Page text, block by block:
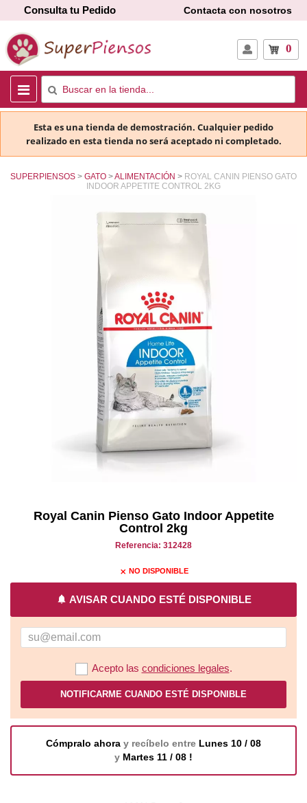
Consulta tu Pedido Contacta con nosotros
0
Esta es una tienda de demostración. Cualquier pedido
realizado en esta tienda no será aceptado ni completado.
SUPERPIENSOS GATO ALIMENTACIÓN
ROYAL CANIN PIENSO GATO
INDOOR APPETITE CONTROL 2KG
Royal Canin Pienso Gato Indoor Appetite
Control 2kg
Referencia: 312428
close NO DISPONIBLE
notifications AVISAR CUANDO ESTÉ DISPONIBLE
Acepto las condiciones legales.
NOTIFICARME CUANDO ESTÉ DISPONIBLE
Cómpralo ahora y recíbelo entre Lunes 10 / 08
y Martes 11 / 08 !